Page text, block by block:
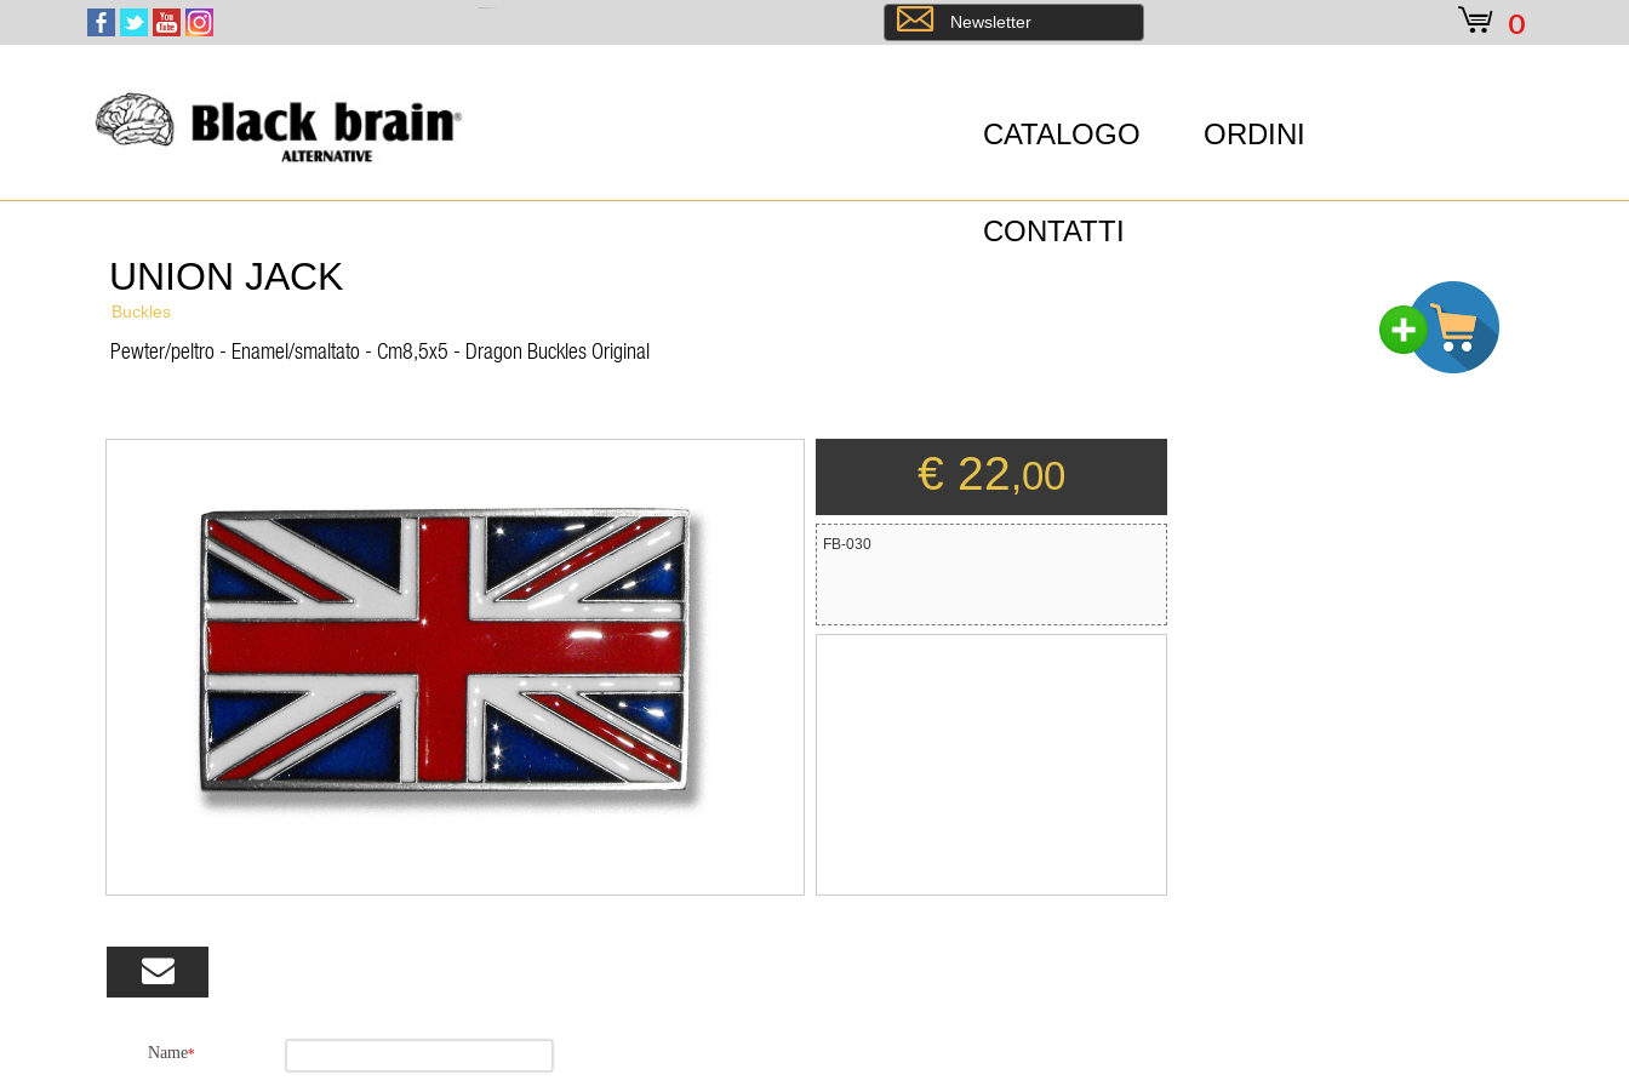
e 0
CATALOGO ORDINI
CONTATTI
8 Newsletter
UNION JACK
Pewter/peltro - Enamel/smaltato - Cm8,5x5 - Dragon Buckles Original
Buckles
€ 22,00
FB-030

Name*